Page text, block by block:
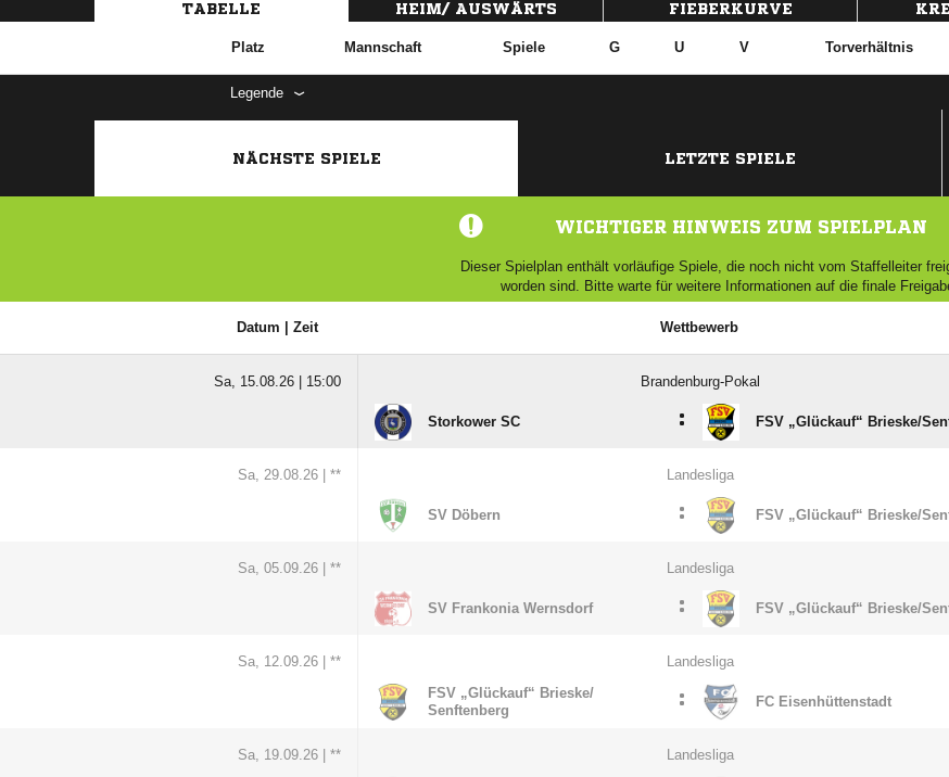
TABELLE HEIM/ AUSWÄRTS FIEBERKURVE
Platz Mannschaft Spiele G U V Torverhältnis
Legende
NÄCHSTE SPIELE LETZTE SPIELE
WICHTIGER HINWEIS ZUM SPIELPLAN
Dieser Spielplan enthält vorläufige Spiele, die noch nicht vom Staffelleiter
worden sind. Bitte warte für weitere Informationen auf die finale
Datum | Zeit Wettbewerb
Sa, 15.08.26 | 15:00 Brandenburg-Pokal
Storkower SC : FSV „Glückauf“ Brieske/​
Sa, 29.08.26 | ** Landesliga
SV Döbern : FSV „Glückauf“ Brieske/​
Sa, 05.09.26 | ** Landesliga
SV Frankonia Wernsdorf : FSV „Glückauf“ Brieske/​
Sa, 12.09.26 | ** Landesliga
FSV „Glückauf“ Brieske/​
Senftenberg
: FC Eisenhüttenstadt
Sa, 19.09.26 | ** Landesliga